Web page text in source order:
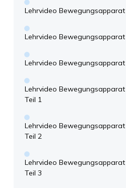
Lehrvideo
Lehrvideo
Lehrvideo
Lehrvideo
Teil 1
Lehrvideo
Teil 2
Lehrvideo
Teil 3